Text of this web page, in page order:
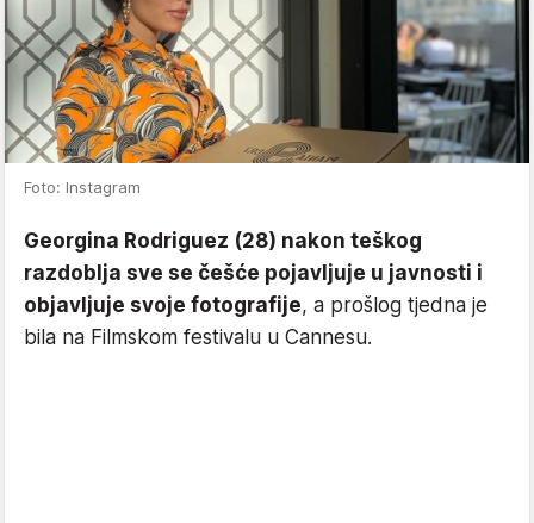
Foto: Instagram
Georgina Rodriguez (28) nakon teškog
razdoblja sve se češće pojavljuje u javnosti i
objavljuje svoje fotografije, a prošlog tjedna je
bila na Filmskom festivalu u Cannesu.